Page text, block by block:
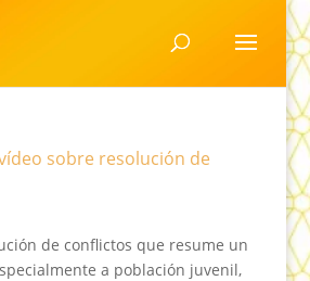
sobre resolución de
de conflictos que resume un
a población juvenil,